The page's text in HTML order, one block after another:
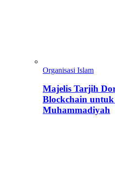
Organisasi Islam
Majelis Tarjih
Blockchain
Muhammadiyah